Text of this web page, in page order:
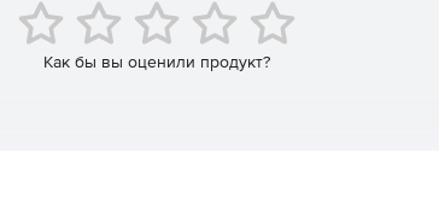
Как бы вы оценили продукт?